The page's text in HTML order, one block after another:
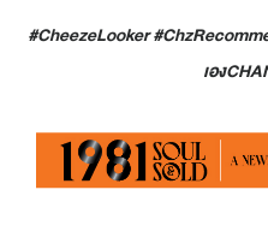
#CheezeLooker
เอง